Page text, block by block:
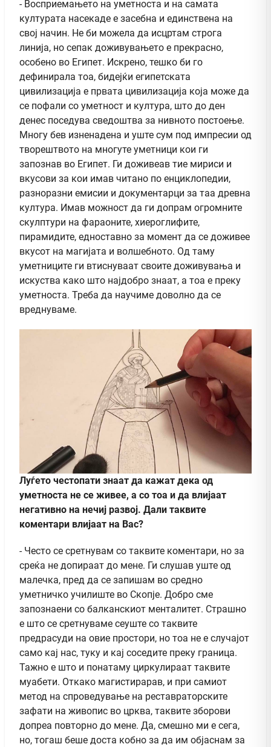
- Восприемањето на уметноста и на самата
културата насекаде е засебна и единствена на
свој начин. Не би можела да исцртам строга
линија, но сепак доживувањето е прекрасно,
особено во Египет. Искрено, тешко би го
дефинирала тоа, бидејќи египетската
цивилизација е првата цивилизација која може да
се пофали со уметност и култура, што до ден
денес поседува сведоштва за нивното постоење.
Многу бев изненадена и уште сум под импресии од
творештвото на многуте уметници кои ги
запознав во Египет. Ги доживеав тие мириси и
вкусови за кои имав читано по енциклопедии,
разноразни емисии и документарци за таа древна
култура. Имав можност да ги допрам огромните
скулптури на фараоните, хиероглифите,
пирамидите, едноставно за момент да се доживее
вкусот на магијата и волшебното. Од таму
уметниците ги втиснуваат своите доживувања и
искуства како што најдобро знаат, а тоа е преку
уметноста. Треба да научиме доволно да се
вреднуваме.
Луѓето честопати знаат да кажат дека од
уметноста не се живее, а со тоа и да влијаат
негативно на нечиј развој. Дали таквите
коментари влијаат на Вас?
- Често се сретнувам со таквите коментари, но за
среќа не допираат до мене. Ги слушав уште од
малечка, пред да се запишам во средно
уметничко училиште во Скопје. Добро сме
запознаени со балканскиот менталитет. Страшно
е што се сретнуваме сеуште со таквите
предрасуди на овие простори, но тоа не е случајот
само кај нас, туку и кај соседите преку граница.
Тажно е што и понатаму циркулираат таквите
муабети. Откако магистирарав, и при самиот
метод на спроведување на реставраторските
зафати на живопис во црква, таквите зборови
допреа повторно до мене. Да, смешно ми е сега,
но, тогаш беше доста кобно за да им објаснам за